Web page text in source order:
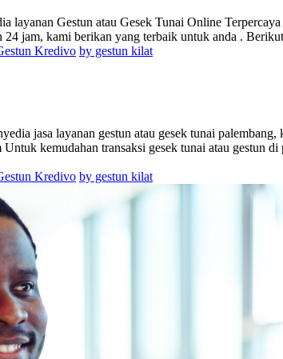
layanan Gestun atau Gesek Tunai Online
24 jam, kami berikan yang terbaik untuk anda .
Kredivo by gestun kilat
jasa layanan gestun atau gesek tunai
kemudahan transaksi gesek tunai atau
Kredivo by gestun kilat